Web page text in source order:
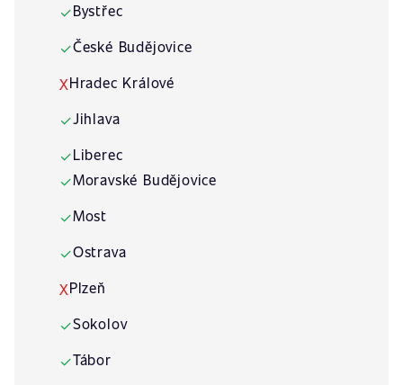
✓Bystřec
✓České Budějovice
XHradec Králové
✓Jihlava
✓Liberec
✓Moravské Budějovice
✓Most
✓Ostrava
XPlzeň
✓Sokolov
✓Tábor